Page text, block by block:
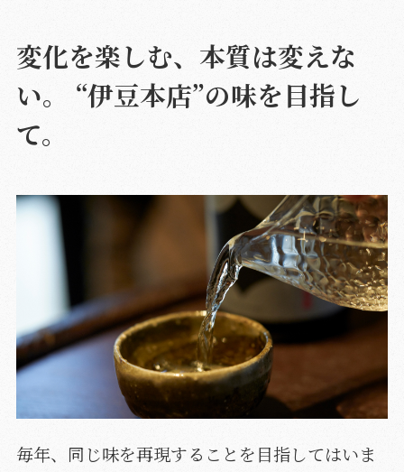
変化を楽しむ、本質は変えな
い。 “伊豆本店”の味を目指し
て。
毎年、同じ味を再現することを目指してはいま